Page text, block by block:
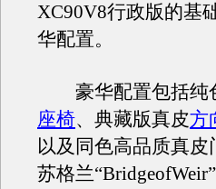
XC90V8行政版的基
华配置。
豪华配置包括纯
座椅、典藏版真皮方
以及同色高品质真
苏格兰